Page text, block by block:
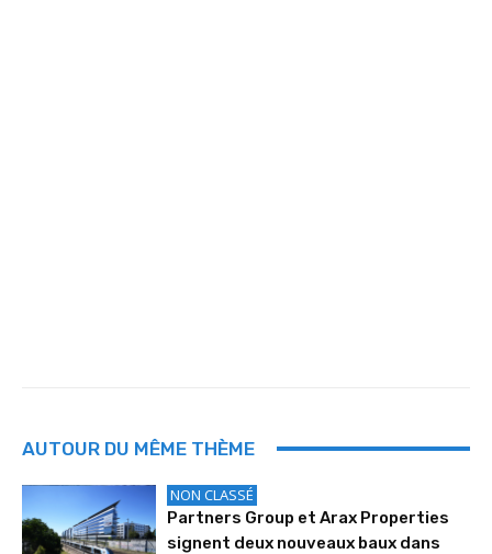
AUTOUR DU MÊME THÈME
NON CLASSÉ
Partners Group et Arax Properties
signent deux nouveaux baux dans